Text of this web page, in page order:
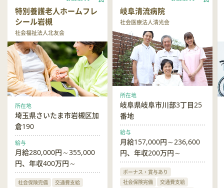
特別養護老人ホームフレ
シール岩槻
社会福祉法人北友会
所在地
埼玉県さいたま市岩槻区加
倉190
給与
月給280,000円～355,000
円、年収400万円～
社会保険完備
交通費支給
岐阜清流病院
社会医療法人清光会
所在地
岐阜県岐阜市川部3丁目25
番地
給与
月給157,000円～236,600
円、年収200万円～
ボーナス・賞与あり
社会保険完備
交通費支給